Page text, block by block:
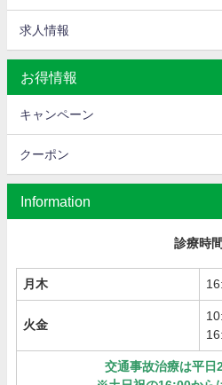
求人情報
お得情報
キャンペーン
クーポン
Information
診療時間
月木
火金
交通事故治療は平日